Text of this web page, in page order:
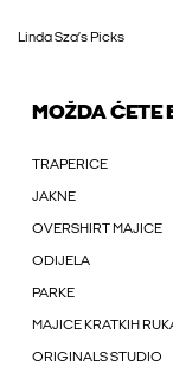
Linda Sza’s Picks
MOŽDA ĆETE
TRAPERICE
JAKNE
OVERSHIRT MAJICE
ODIJELA
PARKE
MAJICE KRATKIH
ORIGINALS STUDIO